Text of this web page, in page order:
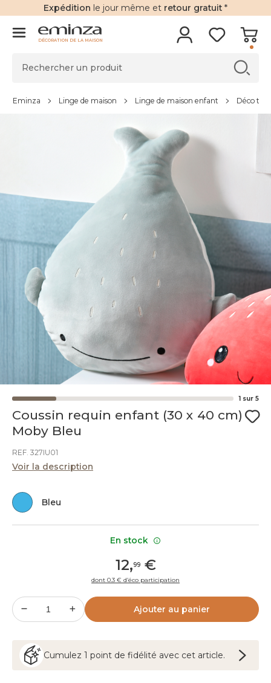
Expédition le jour même et retour gratuit *
DÉCORATION DE LA MAISON
Eminza Linge de maison Linge de maison enfant Déco
1 sur 5
Coussin requin enfant (30 x 40 cm)
Moby Bleu
REF. 327IU01
Voir la description
Bleu
12,99€
dont 0.3 € d’éco participation
Ajouter au panier
Cumulez 1 point de fidélité avec cet article.